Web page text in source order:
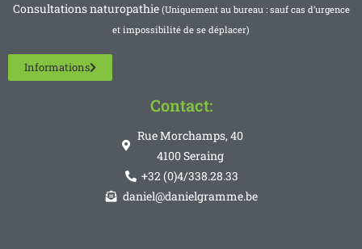
Consultations naturopathie (Uniquement au bureau : sauf cas d’urgence
et impossibilité de se déplacer)
Informations
Contact:
Rue Morchamps, 40
4100 Seraing
+32 (0)4/338.28.33
daniel@danielgramme.be